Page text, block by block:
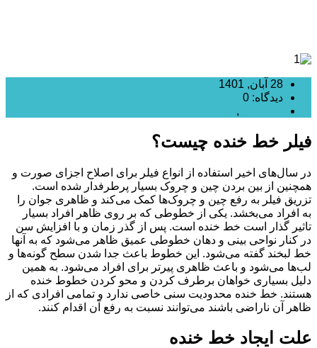
28 آبان, 1401
دیدگاه: 0
,
فیلر خط خنده چیست؟
در سال‌های اخیر استفاده از انواع فیلر برای اصلاح اجزای صورت و
همچنین از بین بردن چین و چروک بسیار پرطرفدار شده است.
تزریق فیلر به رفع چین و چروک‌ها کمک می‌کند و ظاهری جوان را
به افراد می‌بخشد. یکی از خطوطی که بر روی ظاهر افراد بسیار
تاثیر گذار است خط خنده است. پس از گذر زمان و با افزایش سن
در کنار نواحی بینی و دهان خطوطی عمیق ظاهر می‌شود که به آنها
خط لبخند گفته می‌شود. این خطوط باعث جدا شدن سطح گونه‌ها و
لب‌ها می‌شود و باعث ظاهری پیرتر برای افراد می‌شود. به همین
دلیل بسیاری خواهان برطرف کردن و محو کردن خطوط خنده
هستند. خط خنده محدودیت سنی خاصی ندارد و تمامی افرادی که از
ظاهر آن ناراضی باشند می‌توانند نسبت به رفع آن اقدام کنند.
علت ایجاد خط خنده